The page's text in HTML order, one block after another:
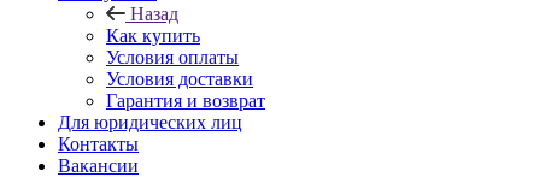
Назад
Как купить
Условия оплаты
Условия доставки
Гарантия и возврат
Для юридических лиц
Контакты
Вакансии